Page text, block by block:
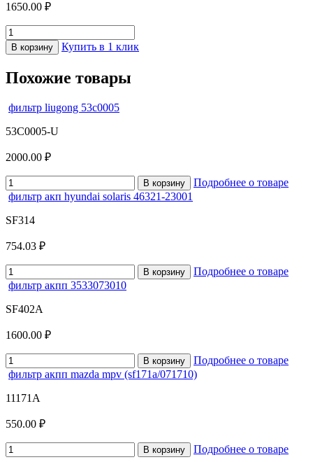
1650.00 ₽
В корзину Купить в 1 клик
Похожие товары
фильтр liugong 53c0005
53C0005-U
2000.00 ₽
В корзину
Подробнее о товаре
фильтр акп hyundai solaris 46321-23001
SF314
754.03 ₽
В корзину
Подробнее о товаре
фильтр акпп 3533073010
SF402A
1600.00 ₽
В корзину
Подробнее о товаре
фильтр акпп mazda mpv (sf171a/071710)
11171A
550.00 ₽
В корзину Подробнее о товаре